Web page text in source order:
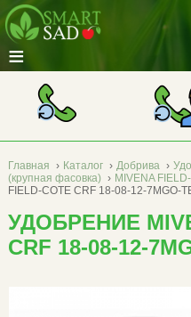
≡
Главная › Каталог › Добрива ›
(крупная фасовка) › MIVENA
FIELD-COTE CRF 18-08-12-7MGO-
УДОБРЕНИЕ
CRF 18-08-12-